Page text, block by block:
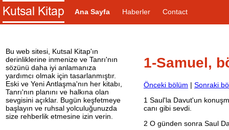
Ana Sayfa Haberler Contact
Bu web sitesi, Kutsal Kitap'ın
derinliklerine inmenize ve Tanrı'nın
sözünü daha iyi anlamanıza
yardımcı olmak için tasarlanmıştır.
Eski ve Yeni Antlaşma'nın her kitabı,
Tanrı'nın planını ve halkına olan
sevgisini açıklar. Bugün keşfetmeye
başlayın ve ruhsal yolculuğunuzda
size rehberlik etmesine izin verin.
1-Samuel,
Önceki bölüm | Sonraki
1 Saul'la Davut'un
canı gibi sevdi.
2 O günden sonra Saul